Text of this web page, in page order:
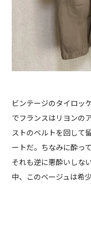
ビンテージのタイロッ
でフランスはリヨンの
ストのベルトを回して
ートだ。ちなみに酔っ
それも逆に悪酔いしな
中、このベージュは希